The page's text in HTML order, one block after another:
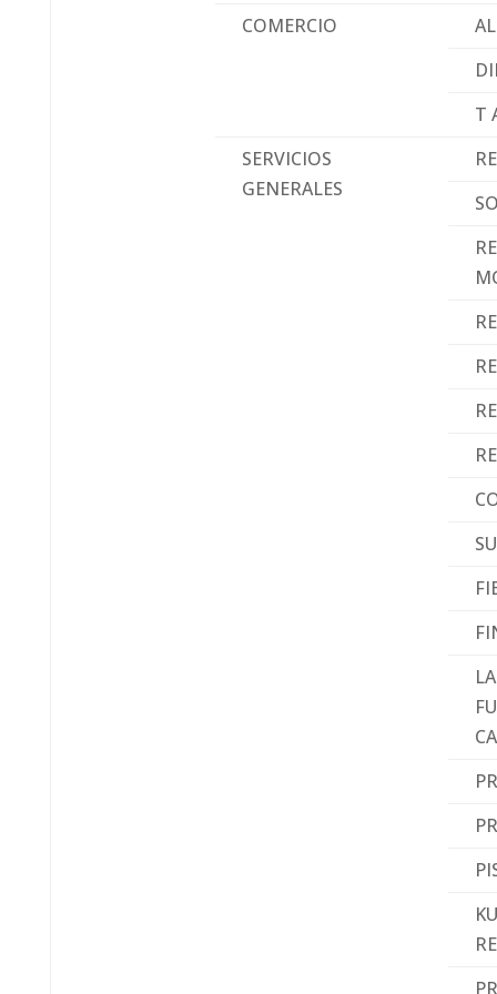
COMERCIO
T
SERVICIOS
GENERALES